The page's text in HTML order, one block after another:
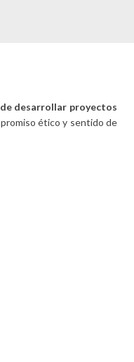
desarrollar proyectos
ético y sentido de